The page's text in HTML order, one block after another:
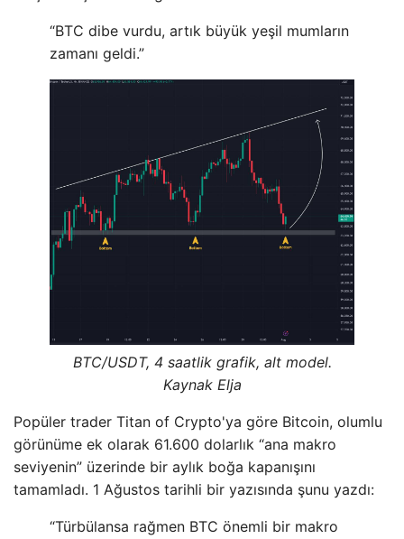
“BTC dibe vurdu, artık büyük yeşil mumların
zamanı geldi.”
BTC/USDT, 4 saatlik grafik, alt model.
Kaynak Elja
Popüler trader Titan of Crypto'ya göre Bitcoin, olumlu
görünüme ek olarak 61.600 dolarlık “ana makro
seviyenin” üzerinde bir aylık boğa kapanışını
tamamladı. 1 Ağustos tarihli bir yazısında şunu yazdı:
“Türbülansa rağmen BTC önemli bir makro